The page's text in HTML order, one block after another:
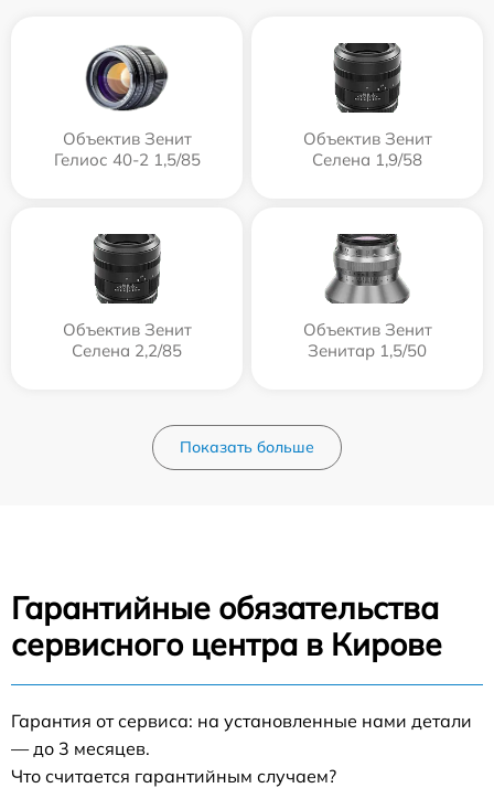
Объектив Зенит
Гелиос 40-2 1,5/85
Объектив Зенит
Селена 1,9/58
Объектив Зенит
Селена 2,2/85
Объектив Зенит
Зенитар 1,5/50
Показать больше
Гарантийные обязательства
сервисного центра в Кирове
Гарантия от сервиса: на установленные нами детали
— до 3 месяцев.
Что считается гарантийным случаем?